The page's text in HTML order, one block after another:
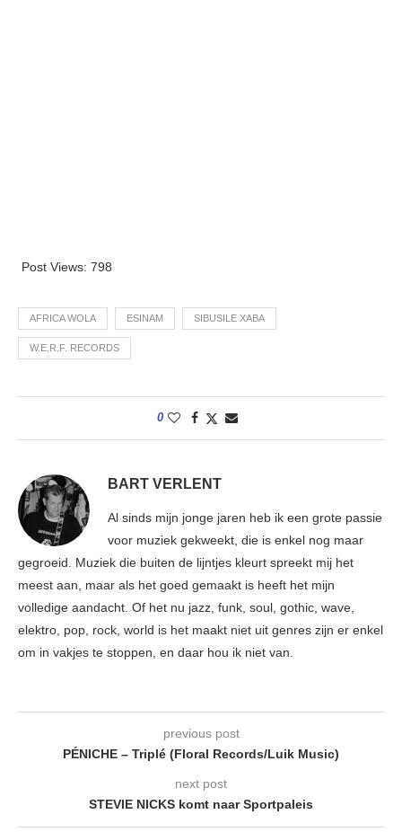
Post Views: 798
AFRICA WOLA ESINAM SIBUSILE XABA
W.E.R.F. RECORDS
0
BART VERLENT
Al sinds mijn jonge jaren heb ik een grote passie
voor muziek gekweekt, die is enkel nog maar
gegroeid. Muziek die buiten de lijntjes kleurt spreekt mij het
meest aan, maar als het goed gemaakt is heeft het mijn
volledige aandacht. Of het nu jazz, funk, soul, gothic, wave,
elektro, pop, rock, world is het maakt niet uit genres zijn er enkel
om in vakjes te stoppen, en daar hou ik niet van.
previous post
PÉNICHE – Triplé (Floral Records/Luik Music)
next post
STEVIE NICKS komt naar Sportpaleis